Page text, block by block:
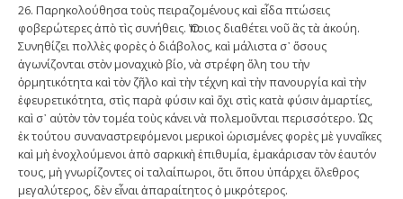
26. Παρηκολούθησα τοὺς πειραζομένους καὶ εἶδα πτώσεις
φοβερώτερες ἀπὸ τὶς συνήθεις. Ὅποιος διαθέτει νοῦ ἂς τὰ ἀκούη.
Συνηθίζει πολλὲς φορὲς ὁ διάβολος, καὶ μάλιστα σ᾿ ὅσους
ἀγωνίζονται στὸν μοναχικὸ βίο, νὰ στρέφη ὅλη του τὴν
ὁρμητικότητα καὶ τὸν ζῆλο καὶ τὴν τέχνη καὶ τὴν πανουργία καὶ τὴν
ἐφευρετικότητα, στὶς παρὰ φύσιν καὶ ὄχι στὶς κατὰ φύσιν ἁμαρτίες,
καὶ σ᾿ αὐτὸν τὸν τομέα τοὺς κάνει νὰ πολεμοῦνται περισσότερο. Ὡς
ἐκ τούτου συναναστρεφόμενοι μερικοὶ ὡρισμένες φορὲς μὲ γυναῖκες
καὶ μὴ ἐνοχλούμενοι ἀπὸ σαρκικὴ ἐπιθυμία, ἐμακάρισαν τὸν ἑαυτόν
τους, μὴ γνωρίζοντες οἱ ταλαίπωροι, ὅτι ὅπου ὑπάρχει ὄλεθρος
μεγαλύτερος, δὲν εἶναι ἀπαραίτητος ὁ μικρότερος.